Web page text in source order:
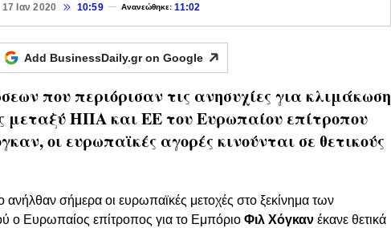
17 Ιαν 2020 10:59 Ανανεώθηκε:11:02
Add BusinessDaily.gr on Google
που περιόρισαν τις ανησυχίες για κλιμάκωση
μεταξύ ΗΠΑ και ΕΕ του Ευρωπαίου επίτροπου
οι ευρωπαϊκές αγορές κινούνται σε θετικούς
ανήλθαν σήμερα οι ευρωπαϊκές μετοχές στο ξεκίνημα των
ο Ευρωπαίος επίτροπος για το Εμπόριο Φιλ Χόγκαν έκανε θετικά